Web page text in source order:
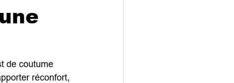
de coutume
réconfort,